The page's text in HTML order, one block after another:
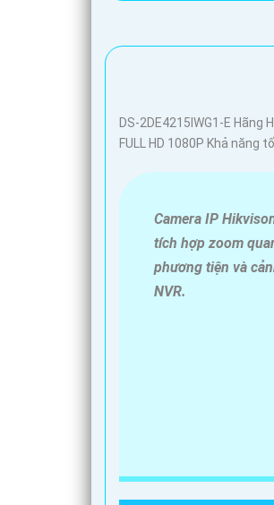
DS-2DE4215IWG1-E
FULL HD 1080P Khả
Camera IP
tích hợp zoom
phương tiện và
NVR.